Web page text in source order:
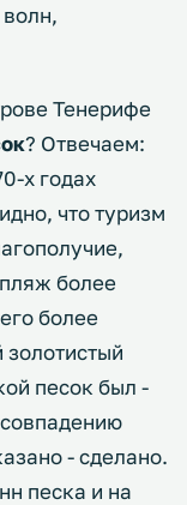
Тенерифе
? Отвечаем:
х годах
что туризм
более
более
песок был -
- сделано.
песка и на